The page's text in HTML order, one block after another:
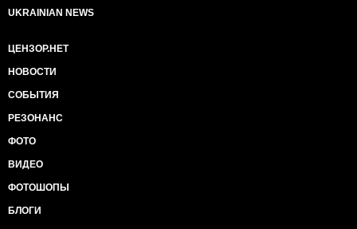
UKRAINIAN NEWS
ЦЕНЗОР.НЕТ
НОВОСТИ
СОБЫТИЯ
РЕЗОНАНС
ФОТО
ВИДЕО
ФОТОШОПЫ
БЛОГИ